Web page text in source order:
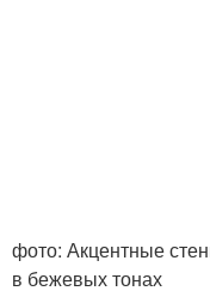
фото: Акцентные
в бежевых тонах